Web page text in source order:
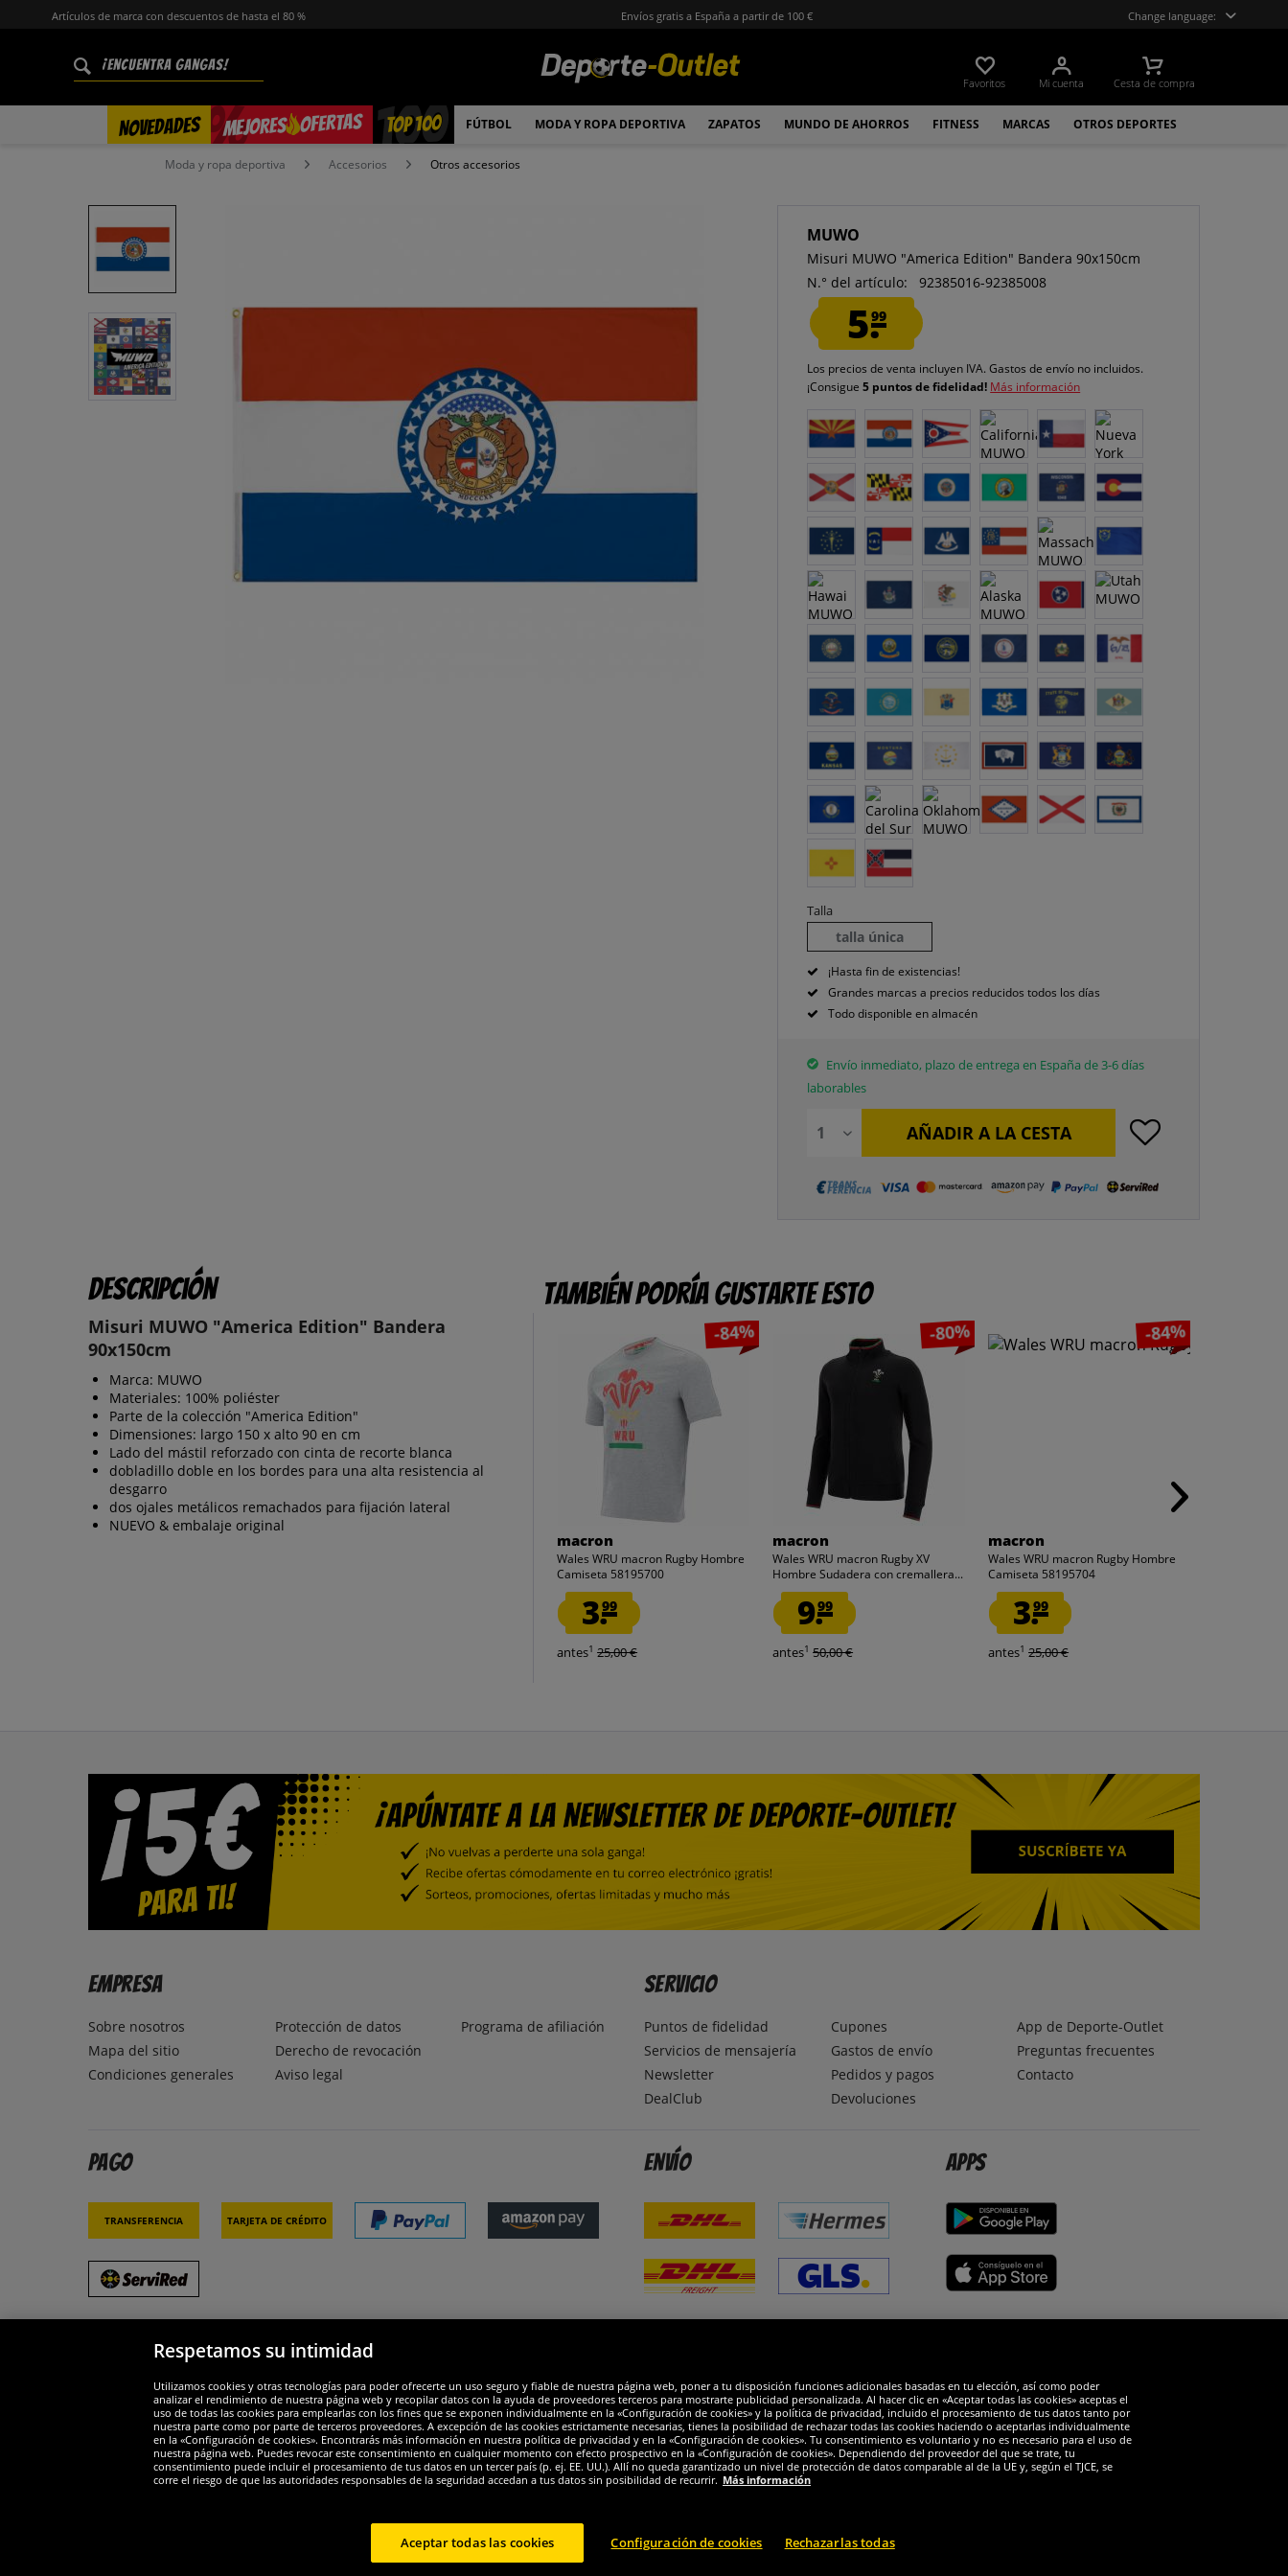
Artículos de marca con descuentos de hasta el 80 % Envíos gratis a España a partir de 100 € Change language:
Favoritos Mi cuenta Cesta de compra
NOVEDADES MEJORES OFERTAS
% TOP 100 FÚTBOL MODA Y ROPA DEPORTIVA ZAPATOS MUNDO DE AHORROS FITNESS MARCAS OTROS DEPORTES
Moda y ropa deportiva Accesorios Otros accesorios
MUWO
Misuri MUWO "America Edition" Bandera 90x150cm
N.° del artículo:
92385016-92385008
5.99
Los precios de venta incluyen IVA.Gastos de envío no incluidos.
¡Consigue5 puntos de fidelidad! Más información
Talla
talla única
¡Hasta fin de existencias!
Grandes marcas a precios reducidos todos los días
Todo disponible en almacén
Envío inmediato, plazo de entrega en España de 3-6 días
laborables
AÑADIR A LA CESTA
Descripción
Misuri MUWO "America Edition" Bandera
90x150cm
Marca: MUWO
Materiales: 100% poliéster
Parte de la colección "America Edition"
Dimensiones: largo 150 x alto 90 en cm
Lado del mástil reforzado con cinta de recorte blanca
dobladillo doble en los bordes para una alta resistencia al
desgarro
dos ojales metálicos remachados para fijación lateral
NUEVO & embalaje original
También podría gustarte esto
-84%
macron
Wales WRU macron Rugby Hombre
Camiseta 58195700
3.99
antes1 25,00 €
-80%
macron
Wales WRU macron Rugby XV
Hombre Sudadera con cremallera...
9.99
antes1 50,00 €
-84%
macron
Wales WRU macron Rugby Hombre
Camiseta 58195704
3.99
antes1 25,00 €
Empresa
Sobre nosotros
Mapa del sitio
Condiciones generales
Protección de datos
Derecho de revocación
Aviso legal
Programa de afiliación
Servicio
Puntos de fidelidad
Servicios de mensajería
Newsletter
DealClub
Cupones
Gastos de envío
Pedidos y pagos
Devoluciones
App de Deporte-Outlet
Preguntas frecuentes
Contacto
Pago
Transferencia Tarjeta de crédito
Envío Apps
Widerruf
Respetamos su intimidad
Utilizamos cookies y otras tecnologías para poder ofrecerte un uso seguro y fiable de nuestra página web, poner a tu disposición funciones adicionales basadas en tu elección, así como poder
analizar el rendimiento de nuestra página web y recopilar datos con la ayuda de proveedores terceros para mostrarte publicidad personalizada. Al hacer clic en «Aceptar todas las cookies» aceptas el
uso de todas las cookies para emplearlas con los fines que se exponen individualmente en la «Configuración de cookies» y la política de privacidad, incluido el procesamiento de tus datos tanto por
nuestra parte como por parte de terceros proveedores. A excepción de las cookies estrictamente necesarias, tienes la posibilidad de rechazar todas las cookies haciendo o aceptarlas individualmente
en la «Configuración de cookies». Encontrarás más información en nuestra política de privacidad y en la «Configuración de cookies». Tu consentimiento es voluntario y no es necesario para el uso de
nuestra página web. Puedes revocar este consentimiento en cualquier momento con efecto prospectivo en la «Configuración de cookies». Dependiendo del proveedor del que se trate, tu
consentimiento puede incluir el procesamiento de tus datos en un tercer país (p. ej. EE. UU.). Allí no queda garantizado un nivel de protección de datos comparable al de la UE y, según el TJCE, se
corre el riesgo de que las autoridades responsables de la seguridad accedan a tus datos sin posibilidad de recurrir. Más información
Configuración de cookies Rechazarlas todas
Aceptar todas las cookies